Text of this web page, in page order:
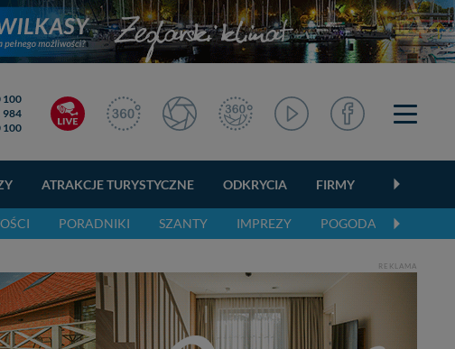
100
984
100
ATRAKCJE TURYSTYCZNE ODKRYCIA FIRMY
PORADNIKI SZANTY IMPREZY POGODA
REKLAMA